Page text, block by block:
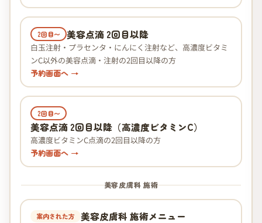
2回目〜 美容点滴 2回目以降
白玉注射・プラセンタ・にんにく注射など、高濃度ビタミ
ンC以外の美容点滴・注射の2回目以降の方
予約画面へ →
2回目〜
美容点滴 2回目以降（高濃度ビタミンC）
高濃度ビタミンC点滴の2回目以降の方
予約画面へ →
美容皮膚科 施術
案内された方 美容皮膚科 施術メニュー